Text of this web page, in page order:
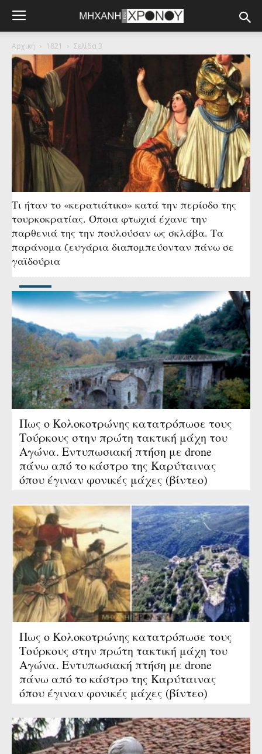
Αρχική 1821 Σελίδα 3
Τι ήταν το «κερατιάτικο» κατά την περίοδο της
τουρκοκρατίας. Όποια φτωχιά έχανε την
παρθενιά της την πουλούσαν ως σκλάβα. Τα
παράνομα ζευγάρια διαπομπεύονταν πάνω σε
γαϊδούρια
Πως ο Κολοκοτρώνης κατατρόπωσε τους
Τούρκους στην πρώτη τακτική μάχη του
Αγώνα. Εντυπωσιακή πτήση με drone
πάνω από το κάστρο της Καρύταινας
όπου έγιναν φονικές μάχες (βίντεο)
Πως ο Κολοκοτρώνης κατατρόπωσε τους
Τούρκους στην πρώτη τακτική μάχη του
Αγώνα. Εντυπωσιακή πτήση με drone
πάνω από το κάστρο της Καρύταινας
όπου έγιναν φονικές μάχες (βίντεο)